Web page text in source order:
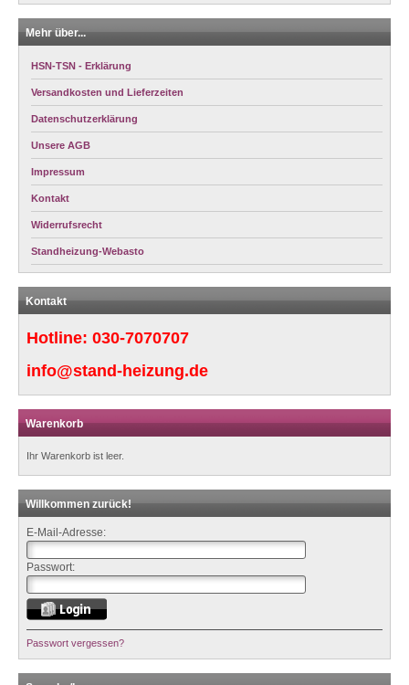
Mehr über...
HSN-TSN - Erklärung
Versandkosten und Lieferzeiten
Datenschutzerklärung
Unsere AGB
Impressum
Kontakt
Widerrufsrecht
Standheizung-Webasto
Kontakt
Hotline: 030-7070707
info@stand-heizung.de
Warenkorb
Ihr Warenkorb ist leer.
Willkommen zurück!
E-Mail-Adresse:
Passwort:
Passwort vergessen?